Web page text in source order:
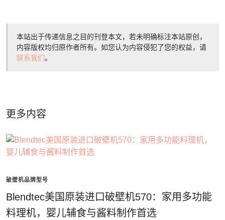
本站出于传递信息之目的刊登本文，若未明确标注本站原创，
内容版权均归原作者所有。如您认为内容侵犯了您的权益，请
联系我们。
更多内容
破壁机品牌型号
Blendtec美国原装进口破壁机570：家用多功能
料理机，婴儿辅食与酱料制作首选